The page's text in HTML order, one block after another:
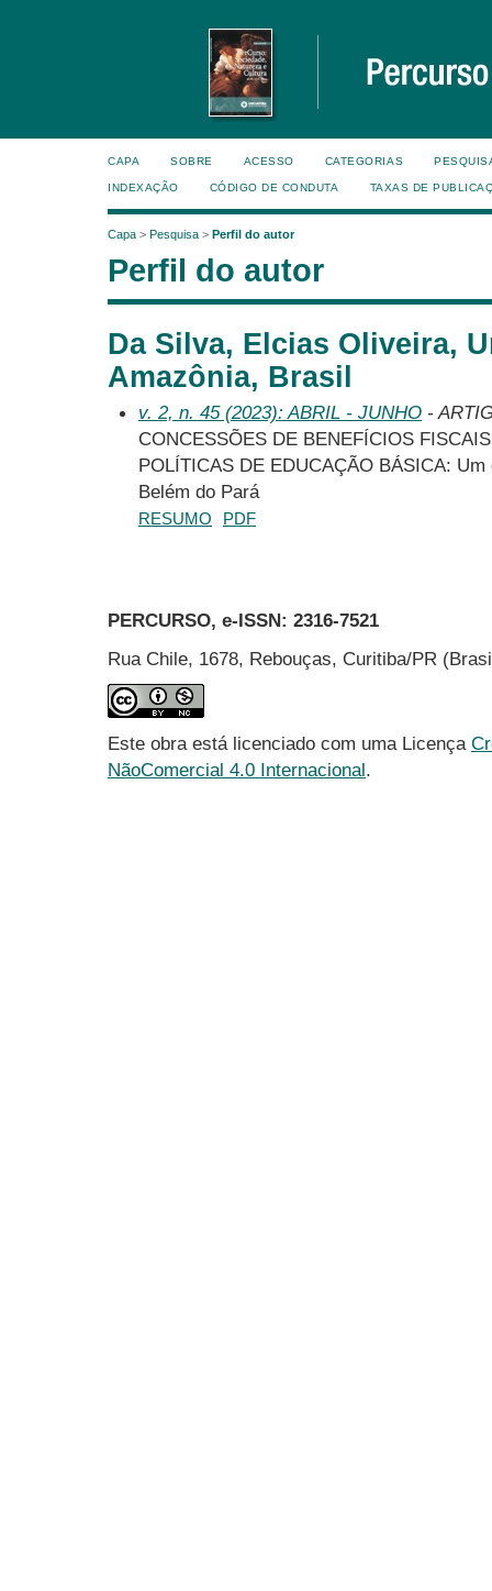
CAPA SOBRE ACESSO CATEGORIAS
INDEXAÇÃO CÓDIGO DE CONDUTA TAXAS DE
Capa > Pesquisa > Perfil do autor
Perfil do autor
Da Silva, Elcias Oliveira,
Amazônia, Brasil
v. 2, n. 45 (2023): ABRIL - JUNHO -
CONCESSÕES DE BENEFÍCIOS
POLÍTICAS DE EDUCAÇÃO BÁSICA:
Belém do Pará
RESUMO PDF
PERCURSO, e-ISSN: 2316-7521
Rua Chile, 1678, Rebouças, Curitiba/PR
Este obra está licenciado com uma Licença
NãoComercial 4.0 Internacional.